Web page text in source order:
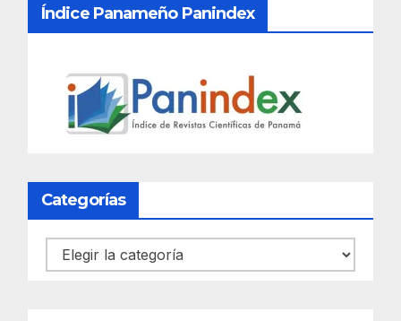
Índice Panameño Panindex
Categorías
Categorías